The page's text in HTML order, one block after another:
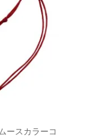
ースカラーコ